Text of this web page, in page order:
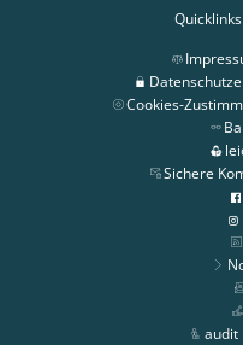
Quicklinks
Cookies-
Sichere
audit